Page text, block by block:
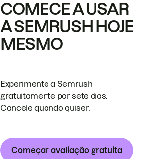
COMECE A USAR
A SEMRUSH HOJE
MESMO
Experimente a Semrush
gratuitamente por sete dias.
Cancele quando quiser.
Começar avaliação gratuita